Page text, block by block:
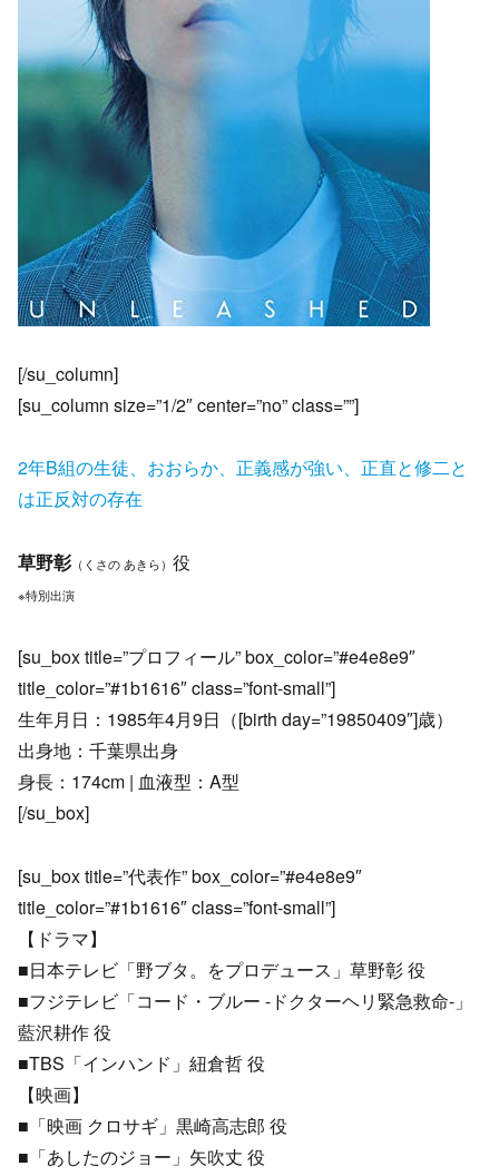
[/su_column]
[su_column size=”1/2″ center=”no” class=””]
2年B組の生徒、おおらか、正義感が強い、正直と修二と
は正反対の存在
草野彰 （くさの あきら） 役
※特別出演
[su_box title=”プロフィール” box_color=”#e4e8e9″
title_color=”#1b1616″ class=”font-small”]
生年月日：1985年4月9日（[birth day=”19850409″]歳）
出身地：千葉県出身
身長：174cm | 血液型：A型
[/su_box]
[su_box title=”代表作” box_color=”#e4e8e9″
title_color=”#1b1616″ class=”font-small”]
【ドラマ】
■日本テレビ「野ブタ。をプロデュース」草野彰 役
■フジテレビ「コード・ブルー -ドクターヘリ緊急救命-」
藍沢耕作 役
■TBS「インハンド」紐倉哲 役
【映画】
■「映画 クロサギ」黒崎高志郎 役
■「あしたのジョー」矢吹丈 役